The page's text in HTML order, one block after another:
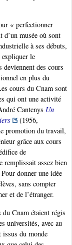
« perfectionner
musée où sont
à ses débuts,
le
des cours
en plus du
cours du Cnam sont
qui ont une activité
Cantenys Un
(1956,
promotion du travail,
grâce aux cours
de
remplissait assez bien
donner une idée
sans compter
et de l’étranger.
du Cnam étaient régis
universités, avec au
issus du monde